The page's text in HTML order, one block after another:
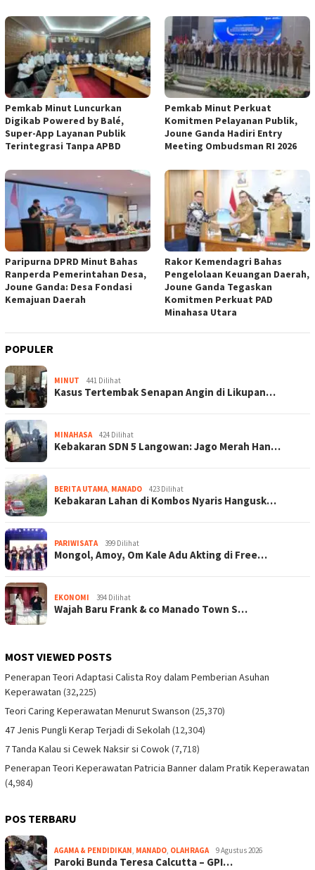
Pemkab Minut Luncurkan
Digikab Powered by Balé,
Super-App Layanan Publik
Terintegrasi Tanpa APBD
Pemkab Minut Perkuat
Komitmen Pelayanan Publik,
Joune Ganda Hadiri Entry
Meeting Ombudsman RI 2026
Paripurna DPRD Minut Bahas
Ranperda Pemerintahan Desa,
Joune Ganda: Desa Fondasi
Kemajuan Daerah
Rakor Kemendagri Bahas
Pengelolaan Keuangan Daerah,
Joune Ganda Tegaskan
Komitmen Perkuat PAD
Minahasa Utara
POPULER
MINUT 441 Dilihat
Kasus Tertembak Senapan Angin di Likupan…
MINAHASA 424 Dilihat
Kebakaran SDN 5 Langowan: Jago Merah Han…
BERITA UTAMA, MANADO 423 Dilihat
Kebakaran Lahan di Kombos Nyaris Hangusk…
PARIWISATA 399 Dilihat
Mongol, Amoy, Om Kale Adu Akting di Free…
EKONOMI 394 Dilihat
Wajah Baru Frank & co Manado Town S…
MOST VIEWED POSTS
Penerapan Teori Adaptasi Calista Roy dalam Pemberian Asuhan
Keperawatan (32,225)
Teori Caring Keperawatan Menurut Swanson (25,370)
47 Jenis Pungli Kerap Terjadi di Sekolah (12,304)
7 Tanda Kalau si Cewek Naksir si Cowok(7,718)
Penerapan Teori Keperawatan Patricia Banner dalam Pratik Keperawatan
(4,984)
POS TERBARU
AGAMA & PENDIDIKAN, MANADO, OLAHRAGA 9 Agustus 2026
Paroki Bunda Teresa Calcutta – GPI…